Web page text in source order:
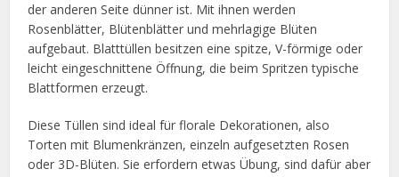
der anderen Seite dünner ist. Mit ihnen werden
Rosenblätter, Blütenblätter und mehrlagige Blüten
aufgebaut. Blatttüllen besitzen eine spitze, V-förmige oder
leicht eingeschnittene Öffnung, die beim Spritzen typische
Blattformen erzeugt.
Diese Tüllen sind ideal für florale Dekorationen, also
Torten mit Blumenkränzen, einzeln aufgesetzten Rosen
oder 3D-Blüten. Sie erfordern etwas Übung, sind dafür aber